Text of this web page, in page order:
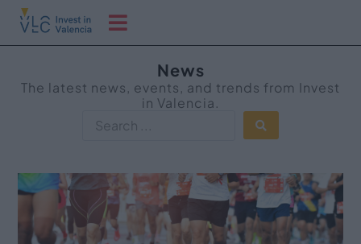
News
The latest news, events, and trends from Invest
in Valencia.